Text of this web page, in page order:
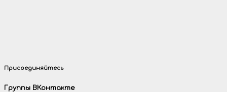
Присоединяйтесь
Группы ВКонтакте